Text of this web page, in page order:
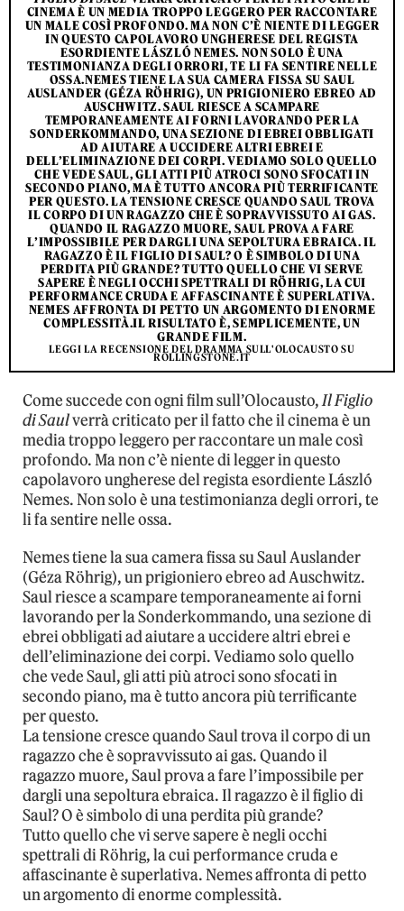
CINEMA È UN MEDIA TROPPO LEGGERO PER RACCONTARE
UN MALE COSÌ PROFONDO. MA NON C’È NIENTE DI LEGGER
IN QUESTO CAPOLAVORO UNGHERESE DEL REGISTA
ESORDIENTE LÁSZLÓ NEMES. NON SOLO È UNA
TESTIMONIANZA DEGLI ORRORI, TE LI FA SENTIRE NELLE
OSSA.NEMES TIENE LA SUA CAMERA FISSA SU SAUL
AUSLANDER (GÉZA RÖHRIG), UN PRIGIONIERO EBREO AD
AUSCHWITZ. SAUL RIESCE A SCAMPARE
TEMPORANEAMENTE AI FORNI LAVORANDO PER LA
SONDERKOMMANDO, UNA SEZIONE DI EBREI OBBLIGATI
AD AIUTARE A UCCIDERE ALTRI EBREI E
DELL’ELIMINAZIONE DEI CORPI. VEDIAMO SOLO QUELLO
CHE VEDE SAUL, GLI ATTI PIÙ ATROCI SONO SFOCATI IN
SECONDO PIANO, MA È TUTTO ANCORA PIÙ TERRIFICANTE
PER QUESTO. LA TENSIONE CRESCE QUANDO SAUL TROVA
IL CORPO DI UN RAGAZZO CHE È SOPRAVVISSUTO AI GAS.
QUANDO IL RAGAZZO MUORE, SAUL PROVA A FARE
L’IMPOSSIBILE PER DARGLI UNA SEPOLTURA EBRAICA. IL
RAGAZZO È IL FIGLIO DI SAUL? O È SIMBOLO DI UNA
PERDITA PIÙ GRANDE? TUTTO QUELLO CHE VI SERVE
SAPERE È NEGLI OCCHI SPETTRALI DI RÖHRIG, LA CUI
PERFORMANCE CRUDA E AFFASCINANTE È SUPERLATIVA.
NEMES AFFRONTA DI PETTO UN ARGOMENTO DI ENORME
COMPLESSITÀ.IL RISULTATO È, SEMPLICEMENTE, UN
GRANDE FILM.
LEGGI LA RECENSIONE DEL DRAMMA SULL'OLOCAUSTO SU
ROLLINGSTONE.IT
Come succede con ogni film sull’Olocausto,Il Figlio
di Saulverrà criticato per il fatto che il cinema è un
media troppo leggero per raccontare un male così
profondo. Ma non c’è niente di legger in questo
capolavoro ungherese del regista esordiente László
Nemes. Non solo è una testimonianza degli orrori, te
li fa sentire nelle ossa.
Nemes tiene la sua camera fissa su Saul Auslander
(Géza Röhrig), un prigioniero ebreo ad Auschwitz.
Saul riesce a scampare temporaneamente ai forni
lavorando per la Sonderkommando, una sezione di
ebrei obbligati ad aiutare a uccidere altri ebrei e
dell’eliminazione dei corpi. Vediamo solo quello
che vede Saul, gli atti più atroci sono sfocati in
secondo piano, ma è tutto ancora più terrificante
per questo.
La tensione cresce quando Saul trova il corpo di un
ragazzo che è sopravvissuto ai gas. Quando il
ragazzo muore, Saul prova a fare l’impossibile per
dargli una sepoltura ebraica. Il ragazzo è il figlio di
Saul? O è simbolo di una perdita più grande?
Tutto quello che vi serve sapere è negli occhi
spettrali di Röhrig, la cui performance cruda e
affascinante è superlativa. Nemes affronta di petto
un argomento di enorme complessità.